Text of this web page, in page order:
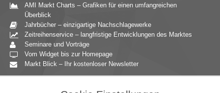
AMI Markt Charts – Grafiken für einen umfangreichen
Überblick
Jahrbücher – einzigartige Nachschlagewerke
Zeitreihenservice – langfristige Entwicklungen des Marktes
Seminare und Vorträge
Vom Widget bis zur Homepage
Markt Blick – Ihr kostenloser Newsletter